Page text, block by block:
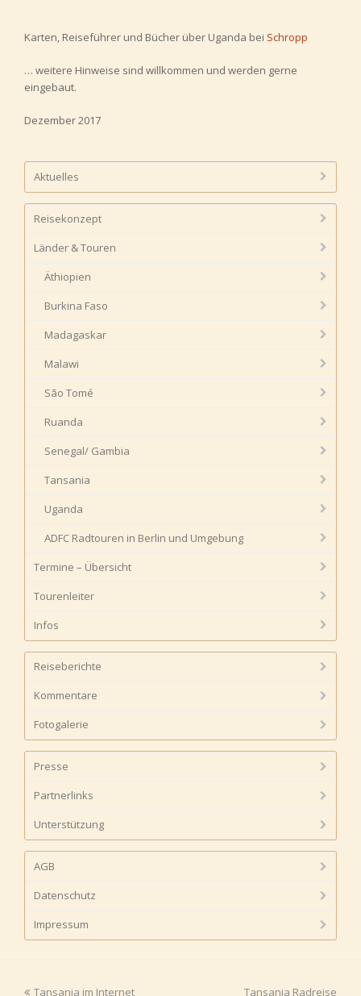
Karten, Reiseführer und Bücher über Uganda bei Schropp
… weitere Hinweise sind willkommen und werden gerne
eingebaut.
Dezember 2017
Aktuelles
Reisekonzept
Länder & Touren
Äthiopien
Burkina Faso
Madagaskar
Malawi
São Tomé
Ruanda
Senegal/ Gambia
Tansania
Uganda
ADFC Radtouren in Berlin und Umgebung
Termine – Übersicht
Tourenleiter
Infos
Reiseberichte
Kommentare
Fotogalerie
Presse
Partnerlinks
Unterstützung
AGB
Datenschutz
Impressum
vorheriger
Tansania im Internet Nächster
Tansania Radreise